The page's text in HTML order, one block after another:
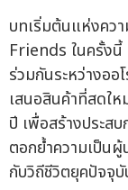
บทเริ่มต้นแห่งคว
Friends ในครั้งนี้
ร่วมกันระหว่างออ
เสนอสินค้าที่สดใ
ปี เพื่อสร้างประส
ตอกย้ำความเป็นผู้
กับวิถีชีวิตยุคปัจจุบั